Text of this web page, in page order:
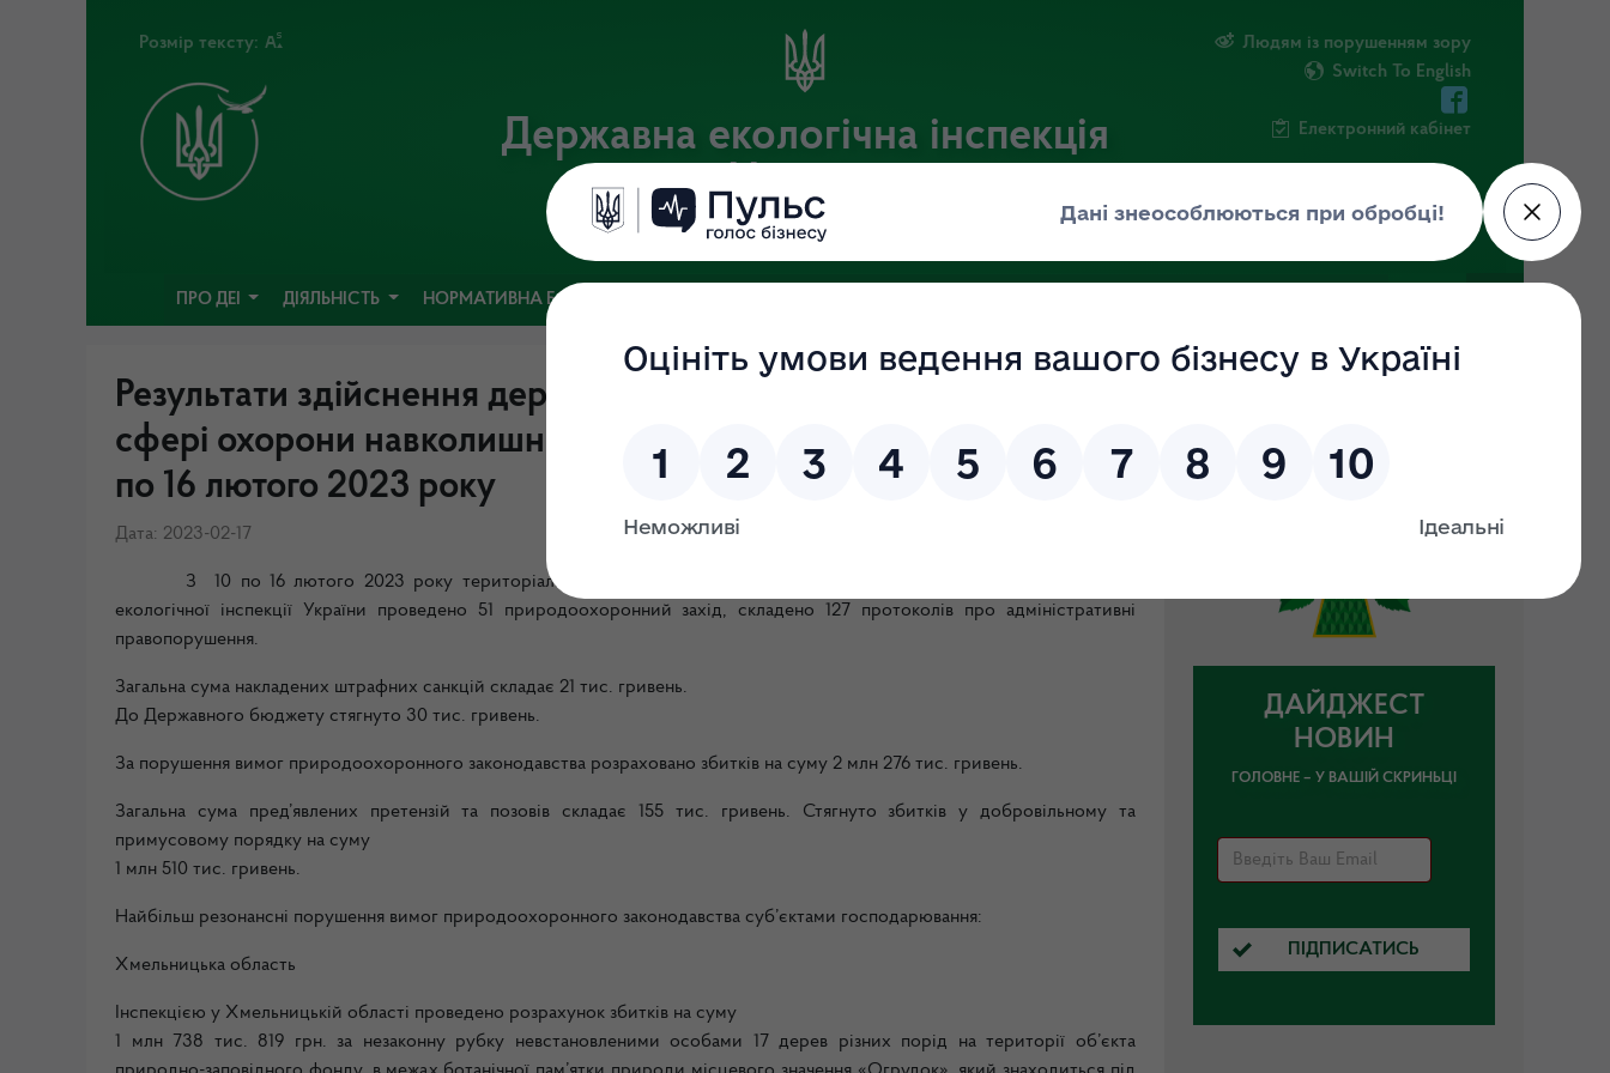
Розмір тексту:
Державна екологічна інспекція
України
Офіційний веб-портал Державної екологічної інспекції України
Людям із порушенням зору
Switch To English
Електронний кабінет
ПРО ДЕІ ДІЯЛЬНІСТЬ НОРМАТИВНА БАЗА
Результати здійснення державного нагляду (контролю) у
сфері охорони навколишнього природного середовища з 10
по 16 лютого 2023 року
Дата: 2023-02-17
З10 по 16 лютого 2023 року територіальними та міжрегіональними територіальними органами Державної
екологічної інспекції України проведено 51 природоохоронний захід, складено 127 протоколів про адміністративні
правопорушення.
Загальна сума накладених штрафних санкцій складає 21 тис. гривень.
До Державного бюджету стягнуто 30 тис. гривень.
За порушення вимог природоохоронного законодавства розраховано збитків на суму 2 млн 276 тис. гривень.
Загальна сума пред’явлених претензій та позовів складає 155 тис. гривень. Стягнуто збитків у добровільному та
примусовому порядку на суму
1 млн 510 тис. гривень.
Найбільш резонансні порушення вимог природоохоронного законодавства суб’єктами господарювання:
Хмельницька область
Інспекцією у Хмельницькій області проведено розрахунок збитків на суму
1 млн 738 тис. 819 грн. за незаконну рубку невстановленими особами 17 дерев різних порід на території об’єкта
ДАЙДЖЕСТ
НОВИН
ГОЛОВНЕ – У ВАШІЙ СКРИНЬЦІ
ПІДПИСАТИСЬ